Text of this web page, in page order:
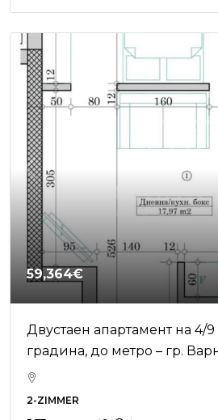
59,364€
Двустаен апартамент на 4/
градина, до метро – гр.
2-ZIMMER